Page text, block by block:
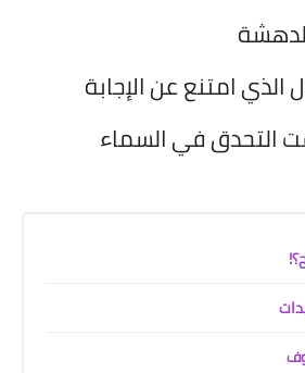
امتنع عن الإجابة
التحدق في السماء